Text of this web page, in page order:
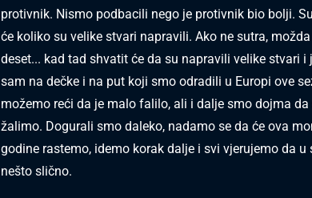
protivnik. Nismo podbacili nego je protivnik bio bolji.
će koliko su velike stvari napravili. Ako ne sutra,
deset... kad tad shvatit će da su napravili velike stvari
sam na dečke i na put koji smo odradili u Europi ove
možemo reći da je malo falilo, ali i dalje smo dojma
žalimo. Dogurali smo daleko, nadamo se da će ova
godine rastemo, idemo korak dalje i svi vjerujemo da
nešto slično.